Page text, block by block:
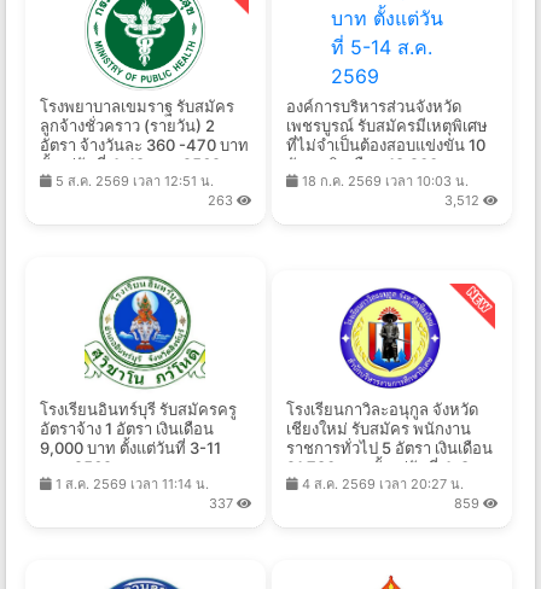
โรงพยาบาลเขมราฐ รับสมัคร
ลูกจ้างชั่วคราว (รายวัน) 2
อัตรา จ้างวันละ 360 -470 บาท
ตั้งแต่วันที่ 4-18 ส.ค. 2569
5 ส.ค. 2569 เวลา 12:51 น.
263
องค์การบริหารส่วนจังหวัด
เพชรบูรณ์ รับสมัครมีเหตุพิเศษ
ที่ไม่จำเป็นต้องสอบแข่งขัน 10
อัตรา เงินเดือน 18,200 บาท
ตั้งแต่วันที่ 5-14 ส.ค. 2569
18 ก.ค. 2569 เวลา 10:03 น.
3,512
โรงเรียนอินทร์บุรี รับสมัครครู
อัตราจ้าง 1 อัตรา เงินเดือน
9,000 บาท ตั้งแต่วันที่ 3-11
ส.ค. 2569
1 ส.ค. 2569 เวลา 11:14 น.
337
โรงเรียนกาวิละอนุกูล จังหวัด
เชียงใหม่ รับสมัคร พนักงาน
ราชการทั่วไป 5 อัตรา เงินเดือน
21,780 บาท ตั้งแต่วันที่ 4-8
ส.ค. 2569
4 ส.ค. 2569 เวลา 20:27 น.
859